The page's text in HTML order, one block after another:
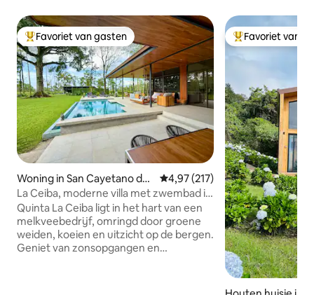
Topfavoriet van gasten
Favoriet van gasten
Woning in San Cayetano de
Venecia
Gemiddelde beoordeling van
4,97 (217)
La Ceiba, moderne villa met zwembad in
melkveebedrijf
Quinta La Ceiba ligt in het hart van een
melkveebedrijf, omringd door groene
weiden, koeien en uitzicht op de bergen.
Geniet van zonsopgangen en
Topfavoriet van
Favoriet van